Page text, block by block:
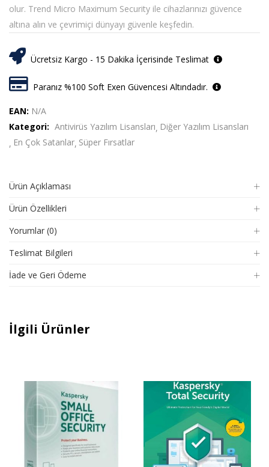
olur. Trend Micro Maximum Security ile cihazlarınızı güvence
altına alın ve çevrimiçi dünyayı güvenle keşfedin.
Ücretsiz Kargo - 15 Dakika İçerisinde Teslimat
Paranız %100 Soft Exen Güvencesi Altındadır.
EAN: N/A
Kategori: Antivirüs Yazılım Lisansları Diğer Yazılım Lisansları
En Çok Satanlar Süper Fırsatlar
Ürün Açıklaması
Ürün Özellikleri
Yorumlar (0)
Teslimat Bilgileri
İade ve Geri Ödeme
İlgili Ürünler